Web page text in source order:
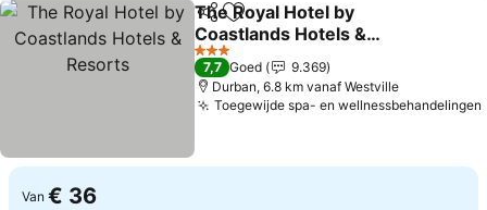
DelenToevoegen aan favorieten
The Royal Hotel by
Coastlands Hotels &
Resorts
3 Sterren
7,7 Goed
9.369
Durban, 6.8 km vanaf Westville
Toegewijde spa- en wellnessbehandelingen
Van € 36